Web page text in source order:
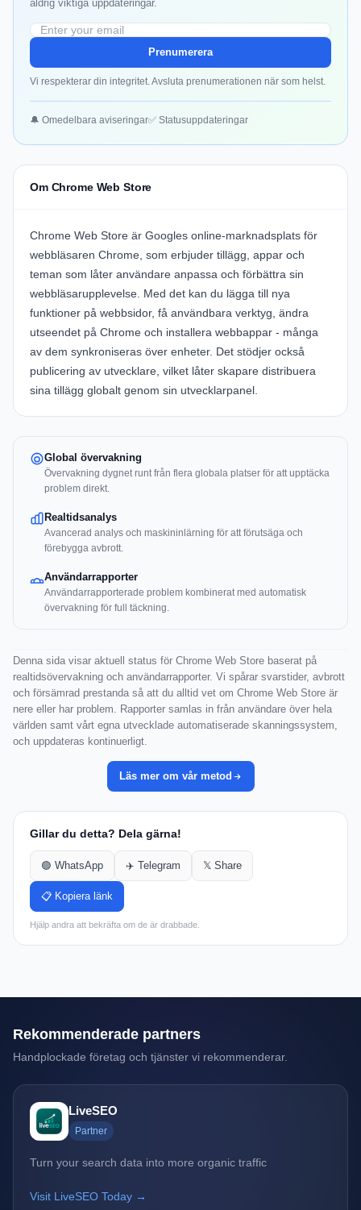
aldrig viktiga uppdateringar.
Prenumerera
Vi respekterar din integritet. Avsluta prenumerationen när som helst.
🔔 Omedelbara aviseringar✅ Statusuppdateringar
Om Chrome Web Store
Chrome Web Store är Googles online-marknadsplats för
webbläsaren Chrome, som erbjuder tillägg, appar och
teman som låter användare anpassa och förbättra sin
webbläsarupplevelse. Med det kan du lägga till nya
funktioner på webbsidor, få användbara verktyg, ändra
utseendet på Chrome och installera webbappar - många
av dem synkroniseras över enheter. Det stödjer också
publicering av utvecklare, vilket låter skapare distribuera
sina tillägg globalt genom sin utvecklarpanel.
Global övervakning
Övervakning dygnet runt från flera globala platser för att upptäcka
problem direkt.
Realtidsanalys
Avancerad analys och maskininlärning för att förutsäga och
förebygga avbrott.
Användarrapporter
Användarrapporterade problem kombinerat med automatisk
övervakning för full täckning.
Denna sida visar aktuell status för Chrome Web Store baserat på
realtidsövervakning och användarrapporter. Vi spårar svarstider, avbrott
och försämrad prestanda så att du alltid vet om Chrome Web Store är
nere eller har problem. Rapporter samlas in från användare över hela
världen samt vårt egna utvecklade automatiserade skanningssystem,
och uppdateras kontinuerligt.
Läs mer om vår metod
Gillar du detta? Dela gärna!
🟢 WhatsApp ✈️ Telegram 𝕏 Share
📋 Kopiera länk
Hjälp andra att bekräfta om de är drabbade.
Rekommenderade partners
Handplockade företag och tjänster vi rekommenderar.
LiveSEO
Partner
Turn your search data into more organic traffic
Visit LiveSEO Today →